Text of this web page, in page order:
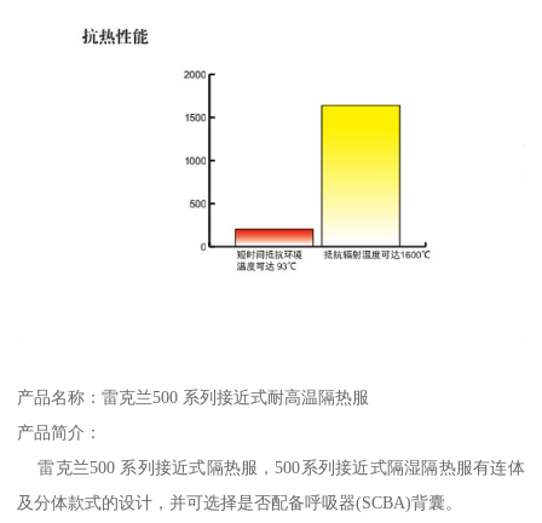
产品名称：雷克兰500 系列接近式耐高温隔热服
产品简介：
雷克兰500 系列接近式隔热服，500系列接近式隔湿隔热服有连体
及分体款式的设计，并可选择是否配备呼吸器(SCBA)背囊。